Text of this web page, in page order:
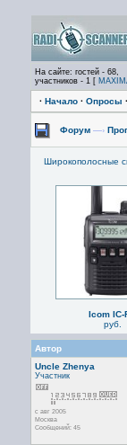
На сайте: гостей - 68,
участников - 1 [
· Начало · Опросы ·
Форум —›
Широкополосные
Icom IC-
руб.
Автор
Uncle Zhenya
Участник
с авг 2005
Москва
Сообщений: 45